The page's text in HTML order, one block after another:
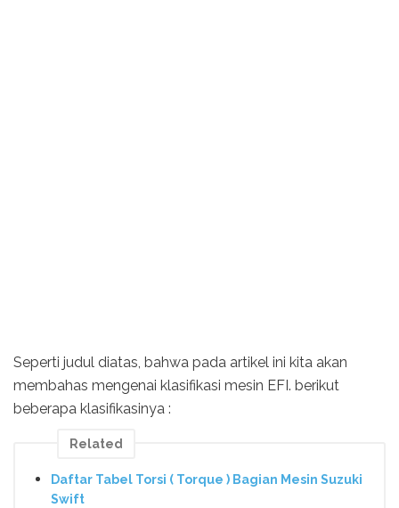
Seperti judul diatas, bahwa pada artikel ini kita akan
membahas mengenai klasifikasi mesin EFI. berikut
beberapa klasifikasinya :
Related
Daftar Tabel Torsi ( Torque ) Bagian Mesin Suzuki
Swift